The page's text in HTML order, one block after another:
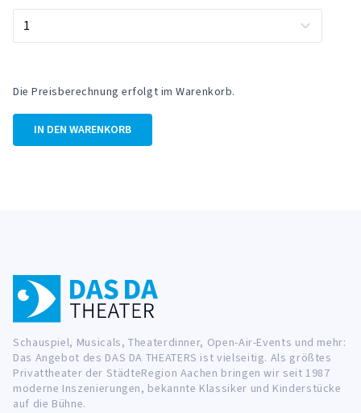
Die Preisberechnung erfolgt im Warenkorb.
IN DEN WARENKORB
Schauspiel, Musicals, Theaterdinner, Open-Air-Events und mehr:
Das Angebot des DAS DA THEATERS ist vielseitig. Als größtes
Privattheater der StädteRegion Aachen bringen wir seit 1987
moderne Inszenierungen, bekannte Klassiker und Kinderstücke
auf die Bühne.